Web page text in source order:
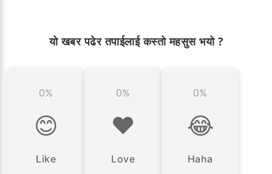
यो खबर पढेर तपाईलाई कस्तो महसुस भयो ?
0%
😊
Like
0%
❤️
Love
0%
😂
Haha